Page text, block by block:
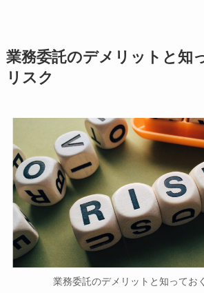
業務委託のデメリットと知
リスク
業務委託のデメリットと知ってお